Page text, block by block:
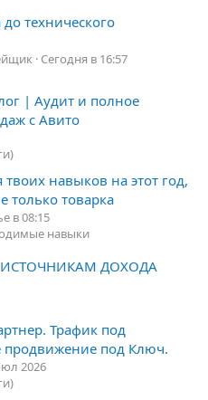
технического
Сегодня в 16:57
| Аудит и полное
с Авито
навыков на этот год,
только товарка
в 08:15
навыки
ИСТОЧНИКАМ ДОХОДА
Трафик под
продвижение под Ключ.
2026